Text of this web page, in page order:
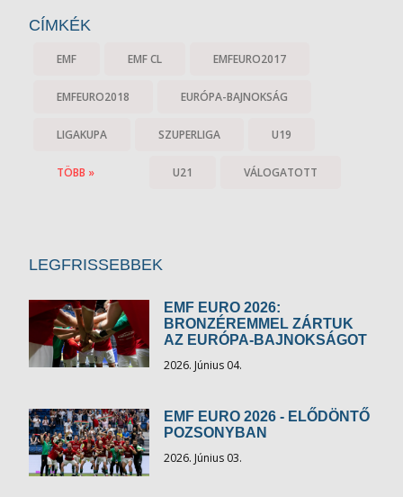
CÍMKÉK
EMF EMF CL EMFEURO2017
EMFEURO2018 EURÓPA-BAJNOKSÁG
LIGAKUPA SZUPERLIGA U19
U21 VÁLOGATOTT
TÖBB »
LEGFRISSEBBEK
EMF EURO 2026:
BRONZÉREMMEL ZÁRTUK
AZ EURÓPA-BAJNOKSÁGOT
2026. Június 04.
EMF EURO 2026 - ELŐDÖNTŐ
POZSONYBAN
2026. Június 03.